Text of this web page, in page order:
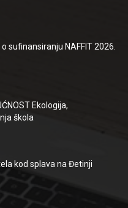
sufinansiranju NAFFIT 2026.
Ekologija,
škola
kod splava na Đetinji